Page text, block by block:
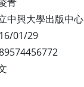
青
中興大學出版中心
01/29